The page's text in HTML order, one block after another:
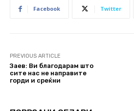
Facebook Twitter
PREVIOUS ARTICLE
Заев: Ви благодарам што
сите нас не направите
горди и среќни